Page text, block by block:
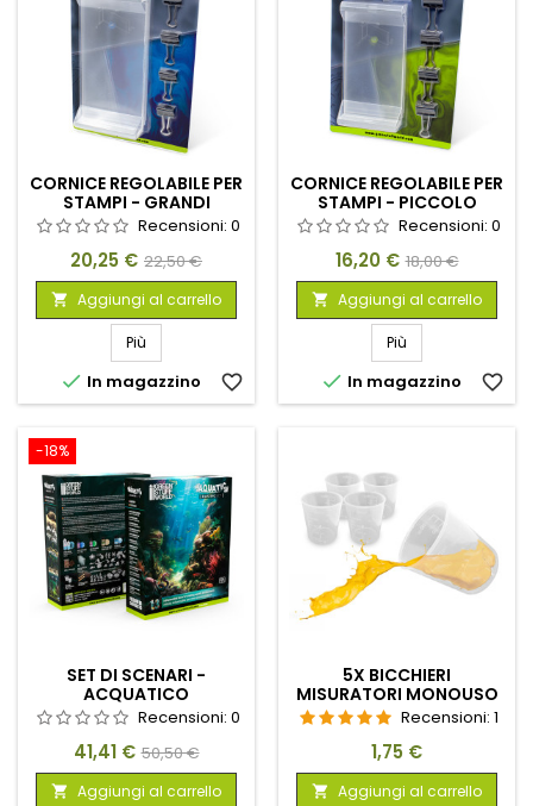
CORNICE REGOLABILE PER
STAMPI - GRANDI
Recensioni: 0
Prezzo
20,25 € Prezzo
base
22,50 €
 Aggiungi al carrello
Più
 In magazzino favorite_border
CORNICE REGOLABILE PER
STAMPI - PICCOLO
Recensioni: 0
Prezzo
16,20 € Prezzo
base
18,00 €
 Aggiungi al carrello
Più
 In magazzino favorite_border
-18%
SET DI SCENARI -
ACQUATICO
Recensioni: 0
Prezzo
41,41 € Prezzo
base
50,50 €
 Aggiungi al carrello
5X BICCHIERI
MISURATORI MONOUSO
100MLRecensioni: 1
Prezzo
1,75 €
 Aggiungi al carrello